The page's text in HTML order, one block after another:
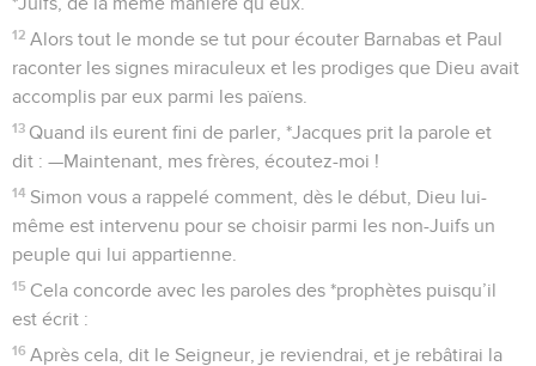
12 Alors tout le monde se tut pour écouter Barnabas et Paul
raconter les signes miraculeux et les prodiges que Dieu avait
accomplis par eux parmi les païens.
13 Quand ils eurent fini de parler, *Jacques prit la parole et
dit : —Maintenant, mes frères, écoutez-moi !
14 Simon vous a rappelé comment, dès le début, Dieu lui-
même est intervenu pour se choisir parmi les non-Juifs un
peuple qui lui appartienne.
15 Cela concorde avec les paroles des *prophètes puisqu’il
est écrit :
16 Après cela, dit le Seigneur, je reviendrai, et je rebâtirai la